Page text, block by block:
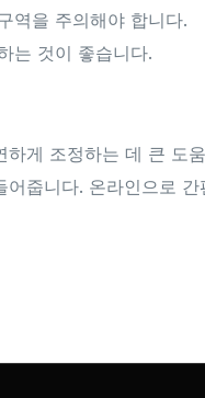
역을 주의해야 합니다.
는 것이 좋습니다.
게 조정하는 데 큰 도
줍니다. 온라인으로